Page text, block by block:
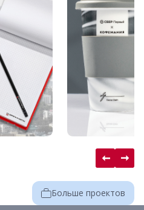
Больше проектов